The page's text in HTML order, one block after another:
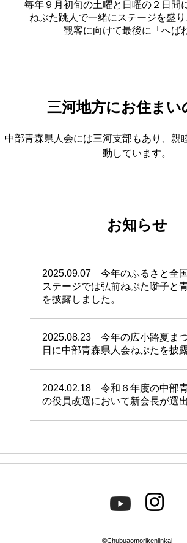
毎年９月初旬の土曜と日曜の２日間
ねぶた跳人で一緒にステージを盛
観客に向けて最後に「へば
三河地方にお住まい
中部青森県人会には三河支部もあり、親
動しています。
お知らせ
2025.09.07 今年のふるさと全
ステージでは弘前ねぷた囃子と
を披露しました。
2025.08.23 今年の広小路夏ま
日に中部青森県人会ねぷたを披
2024.02.18 令和６年度の中部
の役員改選において新会長が選
©Chubuaomorikenjinkai